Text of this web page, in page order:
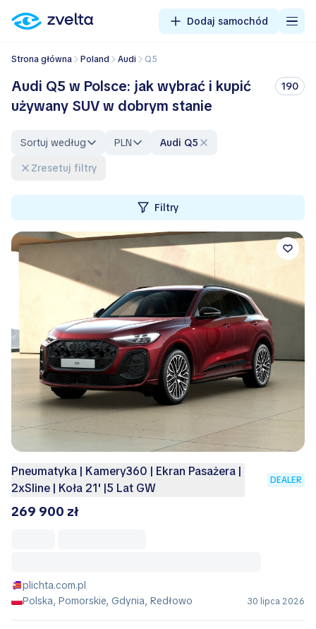
Dodaj samochód
Strona główna Poland Audi Q5
Audi Q5 w Polsce: jak wybrać i kupić
używany SUV w dobrym stanie
190
Sortuj według PLN
Audi Q5
Zresetuj filtry
Filtry
Pneumatyka | Kamery360 | Ekran Pasażera |
2xSline | Koła 21' |5 Lat GW
DEALER
269 900 zł
plichta.com.pl
Polska, Pomorskie, Gdynia, Redłowo
30 lipca 2026